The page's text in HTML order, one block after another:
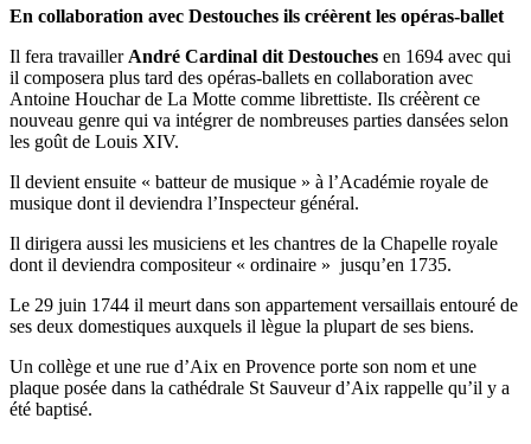
En collaboration avec Destouches ils créèrent les opéras-ballet
Il fera travailler André Cardinal dit Destouches en 1694 avec qui
il composera plus tard des opéras-ballets en collaboration avec
Antoine Houchar de La Motte comme librettiste. Ils créèrent ce
nouveau genre qui va intégrer de nombreuses parties dansées selon
les goût de Louis XIV.
Il devient ensuite « batteur de musique » à l’Académie royale de
musique dont il deviendra l’Inspecteur général.
Il dirigera aussi les musiciens et les chantres de la Chapelle royale
dont il deviendra compositeur « ordinaire » jusqu’en 1735.
Le 29 juin 1744 il meurt dans son appartement versaillais entouré de
ses deux domestiques auxquels il lègue la plupart de ses biens.
Un collège et une rue d’Aix en Provence porte son nom et une
plaque posée dans la cathédrale St Sauveur d’Aix rappelle qu’il y a
été baptisé.